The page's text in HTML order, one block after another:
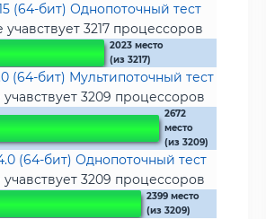
(64-бит) Однопоточный тест
учавствует 3217 процессоров
2023 место
(из 3217)
(64-бит) Мультипоточный тест
3209 процессоров
2672
место
(из 3209)
(64-бит) Однопоточный тест
3209 процессоров
2399 место
(из 3209)